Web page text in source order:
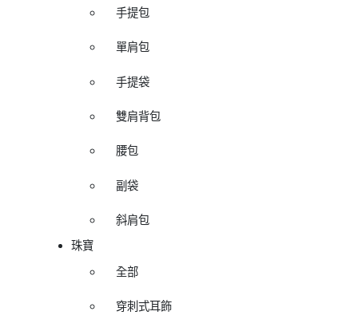
手提包
單肩包
手提袋
雙肩背包
腰包
副袋
斜肩包
珠寶
全部
穿刺式耳飾